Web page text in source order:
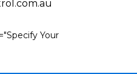
Your